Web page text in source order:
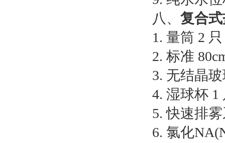
八、 复合
1. 量筒 2 只
2. 标准
3. 无结晶
4. 湿球杯 1
5. 快速排
6. 氯化